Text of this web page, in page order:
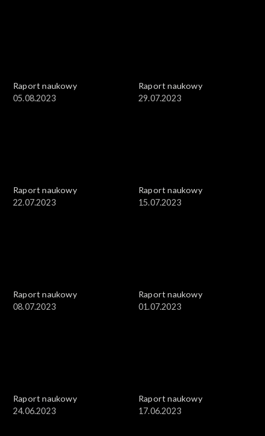
Raport naukowy
05.08.2023
Raport naukowy
29.07.2023
Raport naukowy
22.07.2023
Raport naukowy
15.07.2023
Raport naukowy
08.07.2023
Raport naukowy
01.07.2023
Raport naukowy
24.06.2023
Raport naukowy
17.06.2023